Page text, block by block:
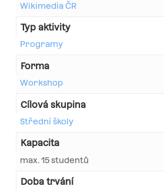
Wikimedia ČR
Typ aktivity
Programy
Forma
Workshop
Cílová skupina
Střední školy
Kapacita
max. 15 studentů
Doba trvání